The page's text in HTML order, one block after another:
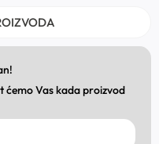
ćemo Vas kada proizvod